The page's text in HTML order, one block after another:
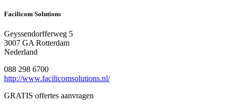
Facilicom Solutions
Geyssendorfferweg 5
3007 GA Rotterdam
Nederland
088 298 6700
http://www.facilicomsolutions.nl/
GRATIS offertes aanvragen